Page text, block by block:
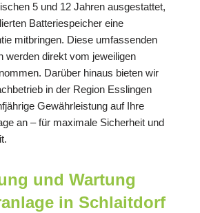
5 und 12 Jahren ausgestattet,
Batteriespeicher eine
mitbringen. Diese umfassenden
werden direkt vom jeweiligen
Darüber hinaus bieten wir
in der Region Esslingen
Gewährleistung auf Ihre
an – für maximale Sicherheit und
und Wartung
in Schlaitdorf